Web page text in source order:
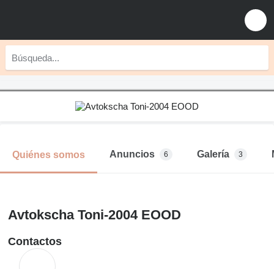
Quiénes somos Anuncios 6 Galería 3
Avtokscha Toni-2004 EOOD
Contactos